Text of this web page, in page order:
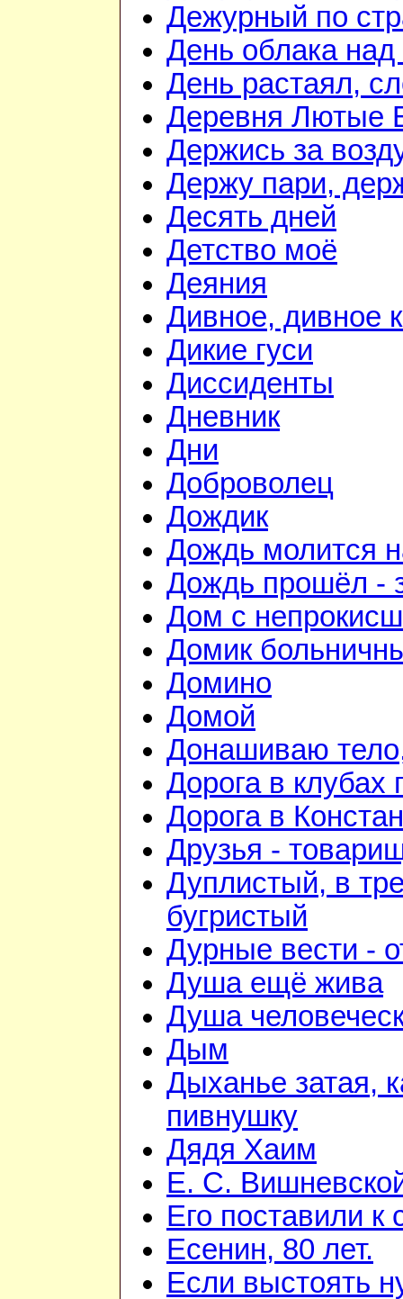
Дежурный по
День облака
День растаял,
Деревня Лютые
Держись за
Держу пари,
Десять дней
Детство моё
Деяния
Дивное, дивное
Дикие гуси
Диссиденты
Дневник
Дни
Доброволец
Дождик
Дождь молится
Дождь прошёл -
Дом с
Домик
Домино
Домой
Донашиваю
Дорога в клубах
Дорога в
Друзья -
Дуплистый, в
бугристый
Дурные вести -
Душа ещё жива
Душа
Дым
Дыханье затая,
пивнушку
Дядя Хаим
Е. С.
Его поставили к
Есенин, 80 лет.
Если выстоять